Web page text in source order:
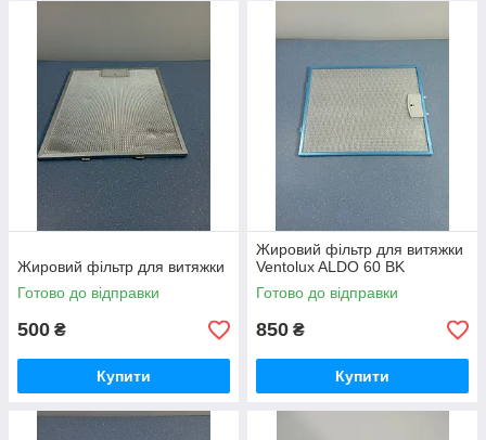
Жировий фільтр для витяжки
Готово до відправки
500 ₴
Купити
Жировий фільтр для витяжки
Ventolux ALDO 60 BK
Готово до відправки
850 ₴
Купити